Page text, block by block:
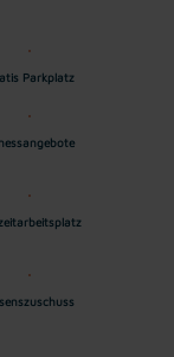
Parkplatz